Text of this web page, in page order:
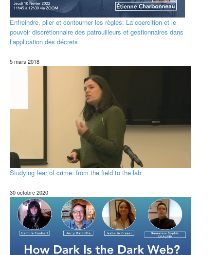
Enfreindre, plier et contourner les règles: La coercition et le
pouvoir discrétionnaire des patrouilleurs et gestionnaires dans
l’application des décrets
5 mars 2018
Studying fear of crime: from the field to the lab
30 octobre 2020